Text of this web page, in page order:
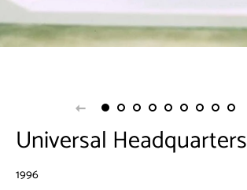
Universal Headquarters
1996